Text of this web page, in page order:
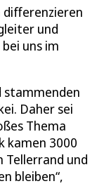
differenzieren
und
uns im
stammenden
Daher sei
Thema
kamen 3000
Tellerrand und
bleiben“,